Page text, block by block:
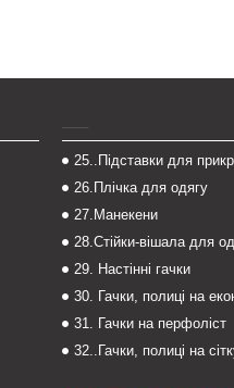
25..Підставки для
26.Плічка для одягу
27.Манекени
28.Стійки-вішала для
29. Настінні гачки
30. Гачки, полиці на
31. Гачки на перфоліст
32..Гачки, полиці на